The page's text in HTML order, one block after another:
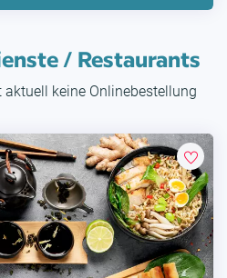
/ Restaurants
aktuell keine Onlinebestellung